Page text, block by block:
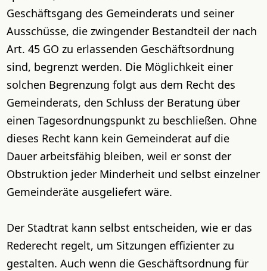
Geschäftsgang des Gemeinderats und seiner
Ausschüsse, die zwingender Bestandteil der nach
Art. 45 GO zu erlassenden Geschäftsordnung
sind, begrenzt werden. Die Möglichkeit einer
solchen Begrenzung folgt aus dem Recht des
Gemeinderats, den Schluss der Beratung über
einen Tagesordnungspunkt zu beschließen. Ohne
dieses Recht kann kein Gemeinderat auf die
Dauer arbeitsfähig bleiben, weil er sonst der
Obstruktion jeder Minderheit und selbst einzelner
Gemeinderäte ausgeliefert wäre.
Der Stadtrat kann selbst entscheiden, wie er das
Rederecht regelt, um Sitzungen effizienter zu
gestalten. Auch wenn die Geschäftsordnung für